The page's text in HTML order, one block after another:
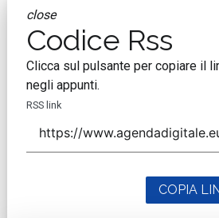
close
Codice Rss
Clicca sul pulsante per copiare il
negli appunti.
RSS link
COPIA